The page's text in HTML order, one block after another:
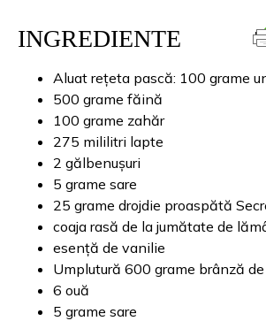
INGREDIENTE
Aluat rețeta pască: 100 grame
500 grame făină
100 grame zahăr
275 mililitri lapte
2 gălbenușuri
5 grame sare
25 grame drojdie proaspătă
coaja rasă de la jumătate de
esență de vanilie
Umplutură 600 grame brânză
6 ouă
5 grame sare